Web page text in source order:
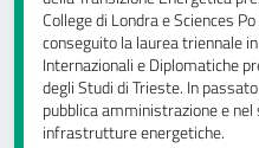
College di Londra e Sciences
conseguito la laurea triennale
Internazionali e Diplomatiche
degli Studi di Trieste. In
pubblica amministrazione e
infrastrutture energetiche.